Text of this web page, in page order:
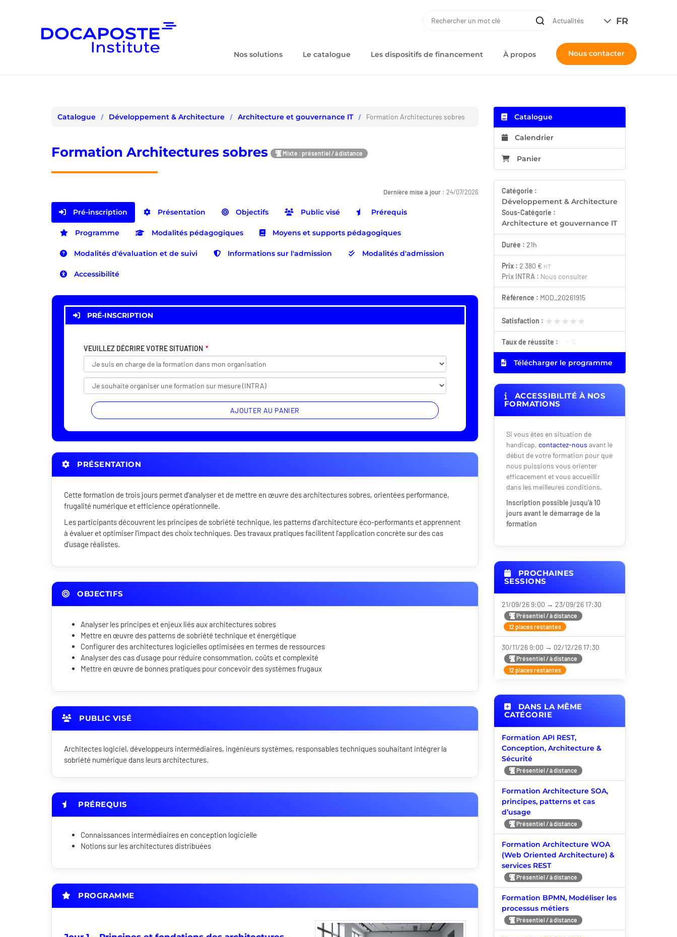
FR
RECHERCHE Recherche
Actualités
Nos solutions Le catalogue Les dispositifs de financement À propos Nous contacter
Catalogue Développement & Architecture Architecture et gouvernance IT Formation Architectures sobres
Formation Architectures sobres Mixte : présentiel / à distance
Dernière mise à jour : 24/07/2026
Pré-inscription Présentation Objectifs Public visé Prérequis
Programme Modalités pédagogiques Moyens et supports pédagogiques
Modalités d'évaluation et de suivi Informations sur l'admission Modalités d'admission
Accessibilité
PRÉ-INSCRIPTION
VEUILLEZ DÉCRIRE VOTRE SITUATION
AJOUTER AU PANIER
PRÉSENTATION
Cette formation de trois jours permet d’analyser et de mettre en œuvre des architectures sobres, orientées performance,
frugalité numérique et efficience opérationnelle.
Les participants découvrent les principes de sobriété technique, les patterns d’architecture éco-performants et apprennent
à évaluer et optimiser l’impact des choix techniques. Des travaux pratiques facilitent l’application concrète sur des cas
d’usage réalistes.
OBJECTIFS
Analyser les principes et enjeux liés aux architectures sobres
Mettre en œuvre des patterns de sobriété technique et énergétique
Configurer des architectures logicielles optimisées en termes de ressources
Analyser des cas d'usage pour réduire consommation, coûts et complexité
Mettre en œuvre de bonnes pratiques pour concevoir des systèmes frugaux
PUBLIC VISÉ
Architectes logiciel, développeurs intermédiaires, ingénieurs systèmes, responsables techniques souhaitant intégrer la
sobriété numérique dans leurs architectures.
PRÉREQUIS
Connaissances intermédiaires en conception logicielle
Notions sur les architectures distribuées
PROGRAMME
Catalogue
Calendrier
Panier
Catégorie :
Développement & Architecture
Sous-Catégorie :
Architecture et gouvernance IT
Durée : 21h
Prix : 2 380 € HT
Prix INTRA : Nous consulter
Référence : MOD_20261915
Satisfaction : ★★★★★
★★★★★
Taux de réussite : - %
Télécharger le programme
ACCESSIBILITÉ À NOS
FORMATIONS
Si vous êtes en situation de
handicap, contactez-nous avant le
début de votre formation pour que
nous puissions vous orienter
efficacement et vous accueillir
dans les meilleures conditions.
Inscription possible jusqu'à 10
jours avant le démarrage de la
formation
PROCHAINES
SESSIONS
21/09/26 9:00 → 23/09/26 17:30
Présentiel / à distance
12 places restantes
30/11/26 9:00 → 02/12/26 17:30
Présentiel / à distance
12 places restantes
DANS LA MÊME
CATÉGORIE
Formation API REST,
Conception, Architecture &
Sécurité
Présentiel / à distance
Formation Architecture SOA,
principes, patterns et cas
d’usage
Présentiel / à distance
Formation Architecture WOA
(Web Oriented Architecture) &
services REST
Présentiel / à distance
Formation BPMN, Modéliser les
processus métiers
Présentiel / à distance